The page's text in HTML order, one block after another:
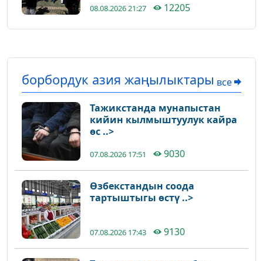
08.08.2026 21:27 12205
борбордук азия жаңылыктары все
Тажикстанда мунапыстан
кийин кылмыштуулук кайра
өс ..>
07.08.2026 17:51 9030
Өзбекстандын соода
тартыштыгы өстү ..>
07.08.2026 17:43 9130